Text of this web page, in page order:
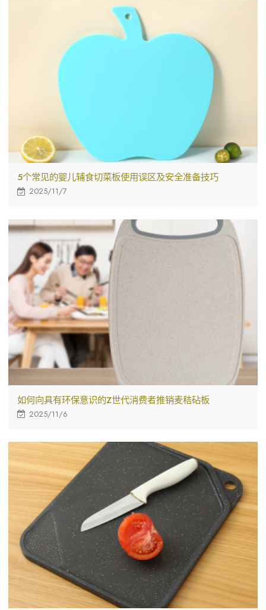
5个常见的婴儿辅食切菜板使用误区及安全准备技巧
2025/11/7
如何向具有环保意识的Z世代消费者推销麦秸砧板
2025/11/6